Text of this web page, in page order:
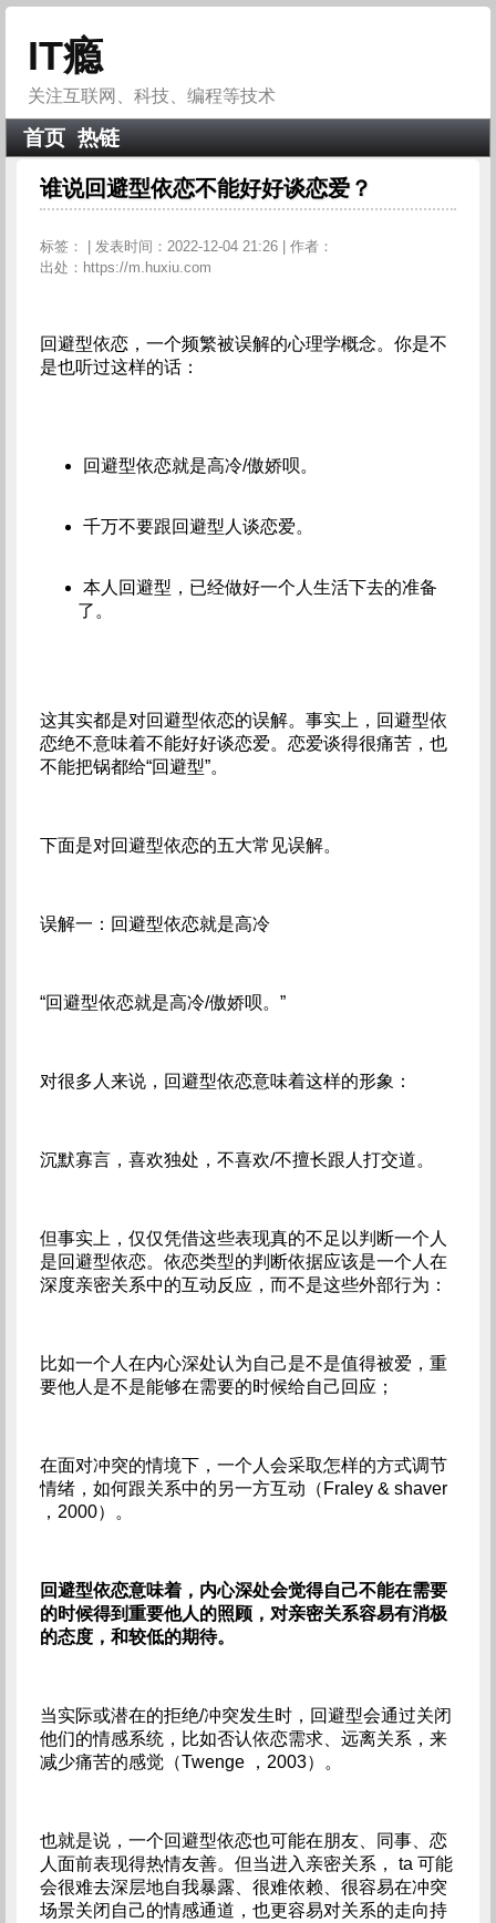
IT瘾
关注互联网、科技、编程等技术
首页 热链
谁说回避型依恋不能好好谈恋爱？
标签：
| 发表时间：2022-12-04 21:26 | 作者：
出处：https://m.huxiu.com
回避型依恋，一个频繁被误解的心理学概念。你是不
是也听过这样的话：
回避型依恋就是高冷/傲娇呗。
千万不要跟回避型人谈恋爱。
本人回避型，已经做好一个人生活下去的准备
了。
这其实都是对回避型依恋的误解。事实上，回避型依
恋绝不意味着不能好好谈恋爱。恋爱谈得很痛苦，也
不能把锅都给“回避型”。
下面是对回避型依恋的五大常见误解。
误解一：回避型依恋就是高冷
“回避型依恋就是高冷/傲娇呗。”
对很多人来说，回避型依恋意味着这样的形象：
沉默寡言，喜欢独处，不喜欢/不擅长跟人打交道。
但事实上，仅仅凭借这些表现真的不足以判断一个人
是回避型依恋。依恋类型的判断依据应该是一个人在
深度亲密关系中的互动反应，而不是这些外部行为：
比如一个人在内心深处认为自己是不是值得被爱，重
要他人是不是能够在需要的时候给自己回应；
在面对冲突的情境下，一个人会采取怎样的方式调节
情绪，如何跟关系中的另一方互动（Fraley & shaver
，2000）。
回避型依恋意味着，内心深处会觉得自己不能在需要
的时候得到重要他人的照顾，对亲密关系容易有消极
的态度，和较低的期待。
当实际或潜在的拒绝/冲突发生时，回避型会通过关闭
他们的情感系统，比如否认依恋需求、远离关系，来
减少痛苦的感觉（Twenge ，2003）。
也就是说，一个回避型依恋也可能在朋友、同事、恋
人面前表现得热情友善。但当进入亲密关系， ta 可能
会很难去深层地自我暴露、很难依赖、很容易在冲突
场景关闭自己的情感通道，也更容易对关系的走向持